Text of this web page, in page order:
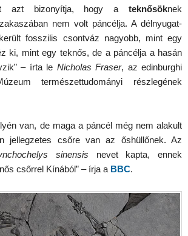
azt bizonyítja, hogy a teknősöknek
nem volt páncélja. A délnyugat-
fosszilis csontváz nagyobb, mint egy
ki, mint egy teknős, de a páncélja a hasán
– írta le Nicholas Fraser, az edinburghi
természettudományi részlegének
van, de maga a páncél még nem alakult
jellegzetes csőre van az őshüllőnek. Az
sinensis nevet kapta, ennek
csőrrel Kínából” – írja a BBC.